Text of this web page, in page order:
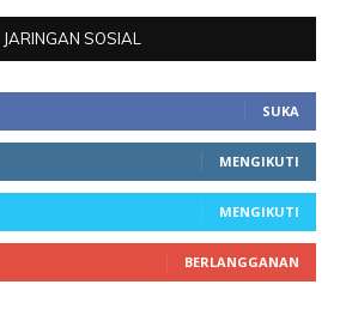
JARINGAN SOSIAL
SUKA
MENGIKUTI
MENGIKUTI
BERLANGGANAN